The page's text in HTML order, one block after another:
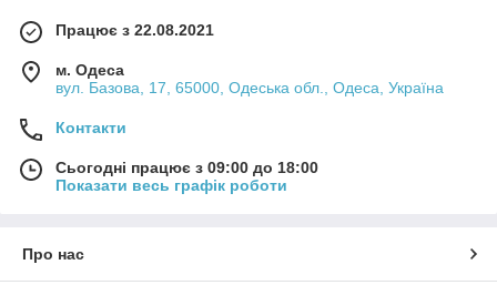
Працює з 22.08.2021
м. Одеса
вул. Базова, 17, 65000, Одеська обл., Одеса, Україна
Контакти
Сьогодні працює з 09:00 до 18:00
Показати весь графік роботи
Про нас